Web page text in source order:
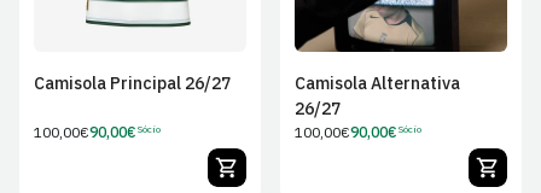
Camisola Principal 26/27
Preço
100,00€Preço
90,00€ Sócio
Camisola Alternativa
26/27
Preço
100,00€Preço
90,00€ Sócio